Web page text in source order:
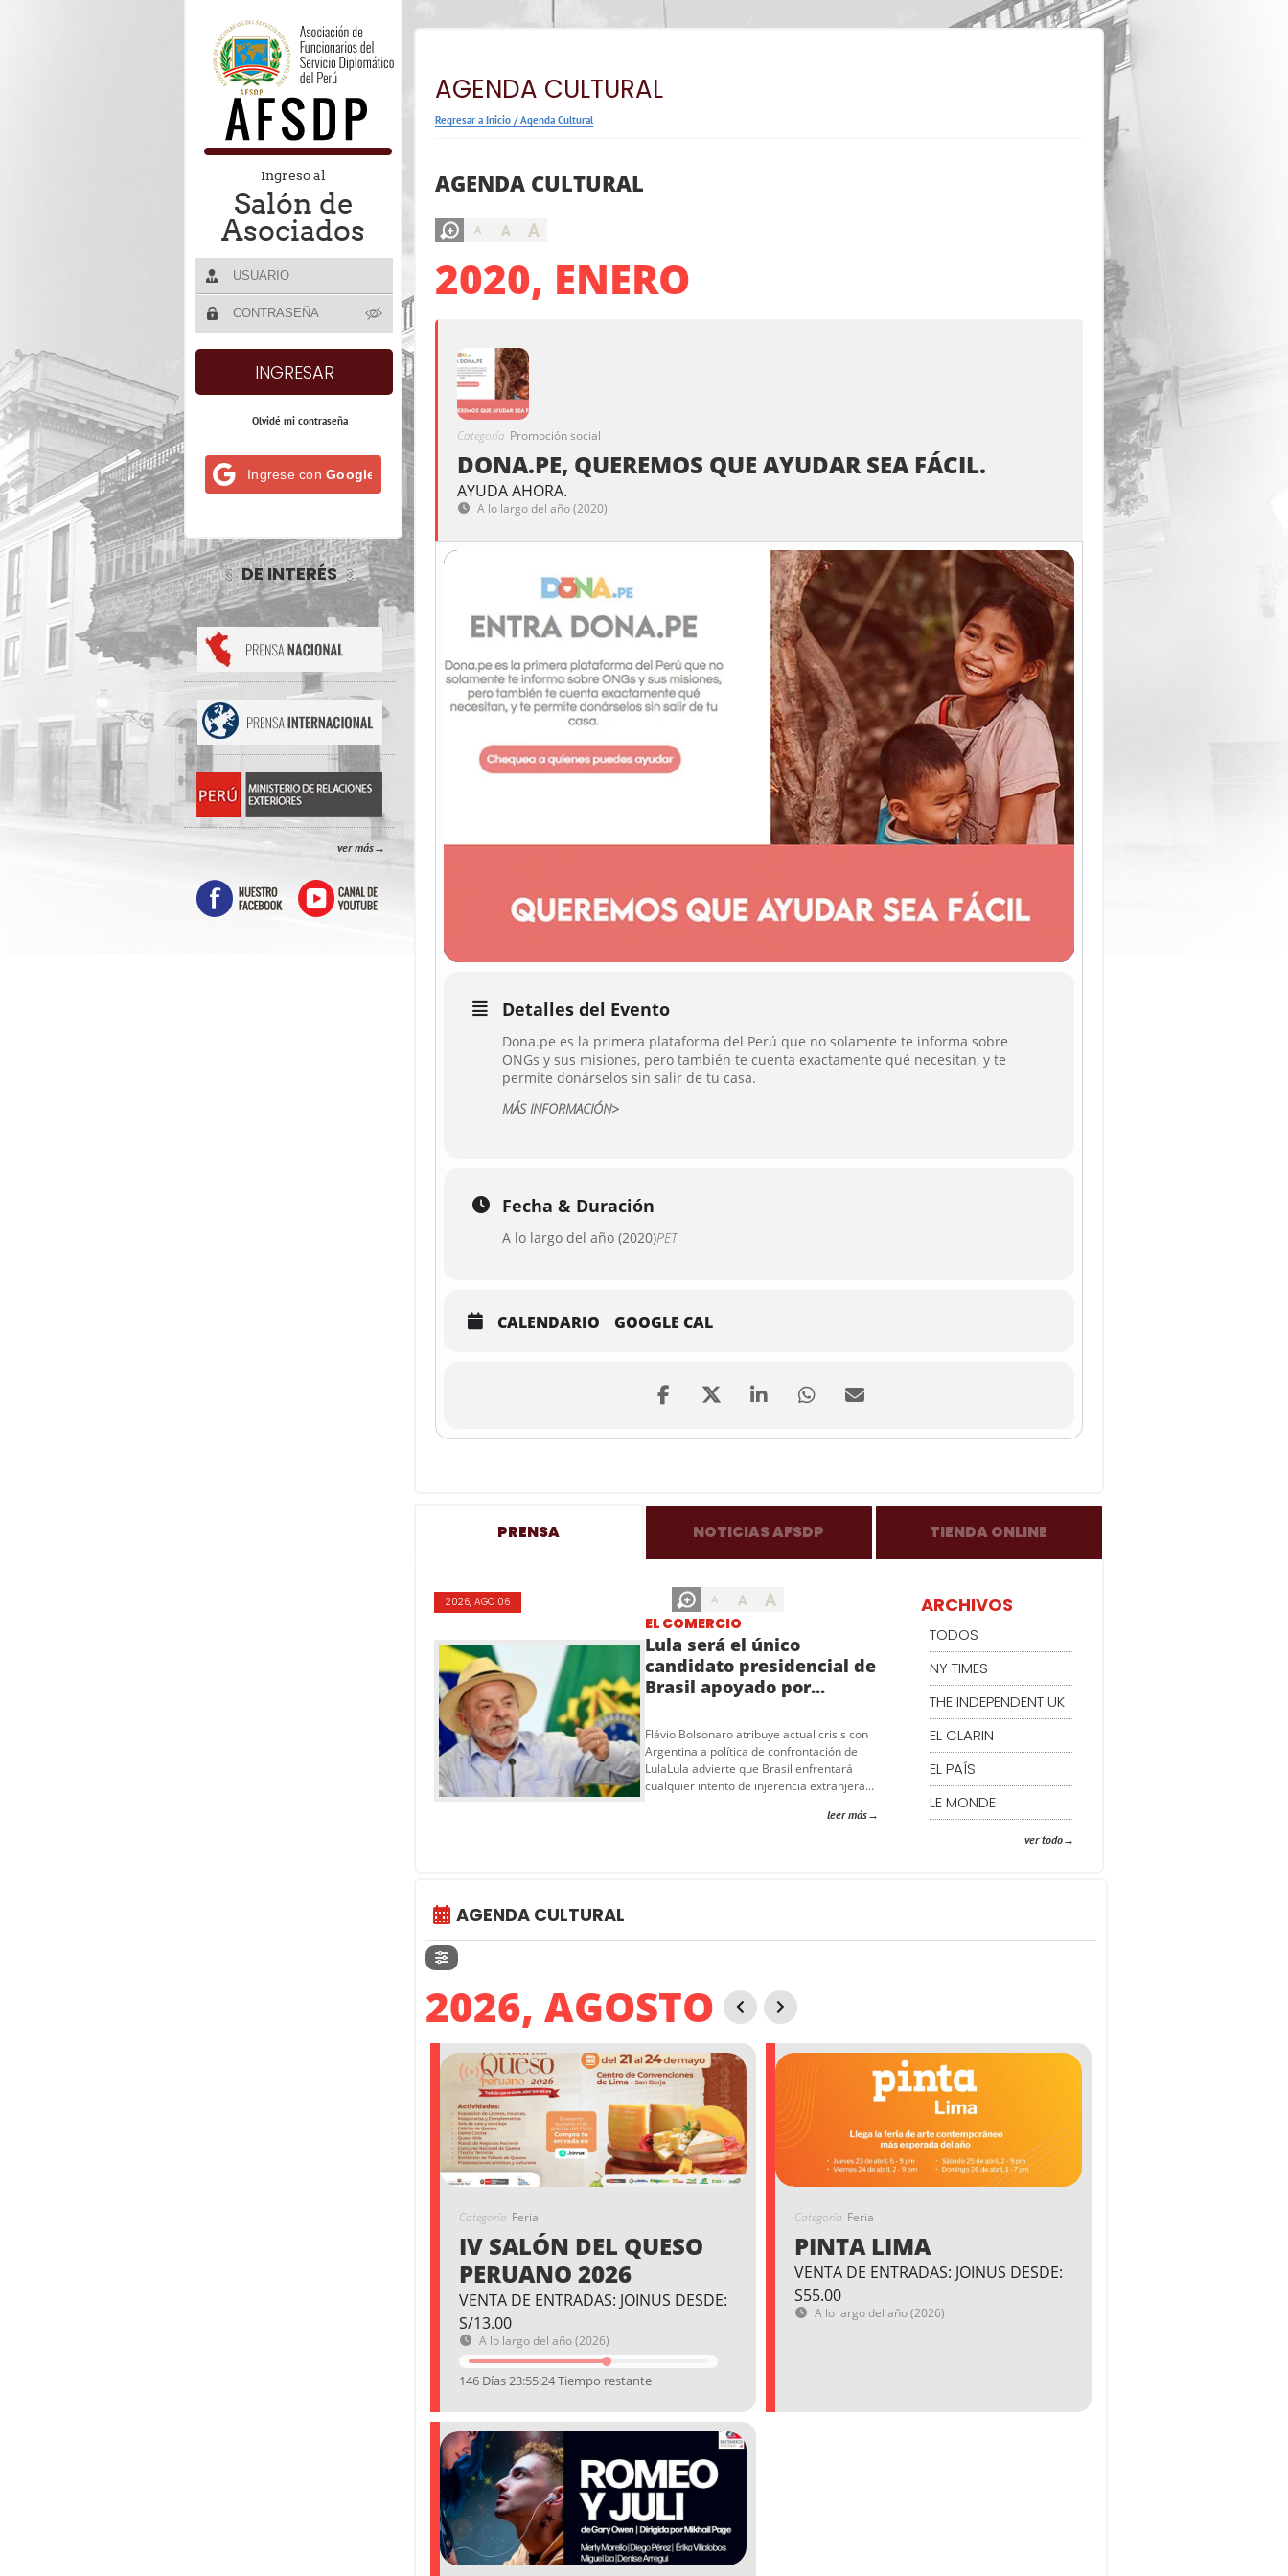
Ingreso al
Salón de
Asociados
Olvidé mi contraseña
Ingrese con Google
DE INTERÉS
ver más
AGENDA CULTURAL
Regresar a Inicio /Agenda Cultural
AGENDA CULTURAL
A A A
2020, ENERO
Categoría Promoción social
DONA.PE, QUEREMOS QUE AYUDAR SEA FÁCIL.
AYUDA AHORA.
A lo largo del año (2020)
Detalles del Evento
Dona.pe es la primera plataforma del Perú que no solamente te informa sobre
ONGs y sus misiones, pero también te cuenta exactamente qué necesitan, y te
permite donárselos sin salir de tu casa.
MÁS INFORMACIÓN>
Fecha & Duración
A lo largo del año (2020)PET
CALENDARIO GOOGLE CAL
PRENSA NOTICIAS AFSDP TIENDA ONLINE
A A A
2026, AGO 06
EL COMERCIO
Lula será el único
candidato presidencial de
Brasil apoyado por...
Flávio Bolsonaro atribuye actual crisis con
Argentina a política de confrontación de
LulaLula advierte que Brasil enfrentará
cualquier intento de injerencia extranjera...
leer más
ARCHIVOS
TODOS
NY TIMES
THE INDEPENDENT UK
EL CLARIN
EL PAÍS
LE MONDE
ver todo
AGENDA CULTURAL
2026, AGOSTO
Categoría Feria
IV SALÓN DEL QUESO
PERUANO 2026
VENTA DE ENTRADAS: JOINUS DESDE:
S/13.00
A lo largo del año (2026)
146 Días 23:55:23 Tiempo restante
Categoría Feria
PINTA LIMA
VENTA DE ENTRADAS: JOINUS DESDE:
S55.00
A lo largo del año (2026)